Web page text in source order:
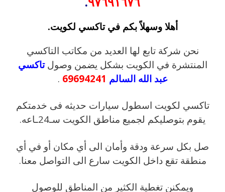
أهلا وسهلاً بكم في تاكسي لكويت.
نحن شركة تابع لها العديد من مكاتب التاكسي
المنتشرة في الكويت بشكل يضمن وصولتاكسي
عبد الله السالم 69694241
.
تاكسي لكويت اسطول سيارات حديثه فى خدمتكم
يقوم بتوصليكم لجميع مناطق الكويت سـ24ـاعه.
صل بكل سرعة ودقة وأمان الى أي مكان أو في أي
منطقة تقع داخل الكويت سارع الى التواصل معنا.
ويمكنن تغطية الكثير من المناطق للوصول